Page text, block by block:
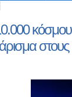
κόσμου